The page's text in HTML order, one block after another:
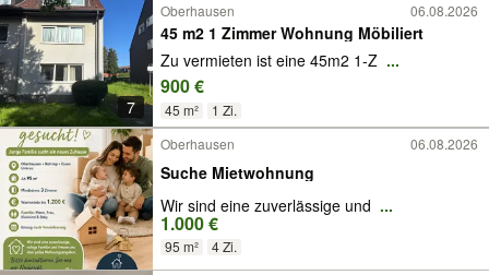
7
Oberhausen 06.08.2026
45 m2 1 Zimmer Wohnung Möbiliert
Zu vermieten ist eine 45m2 1-Z ...
900 €
45 m²
1 Zi.
Oberhausen
06.08.2026
Suche Mietwohnung
Wir sind eine zuverlässige und ...
1.000 €
95 m² 4 Zi.